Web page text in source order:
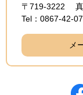
〒719-3222
Tel：0867-42-
メ